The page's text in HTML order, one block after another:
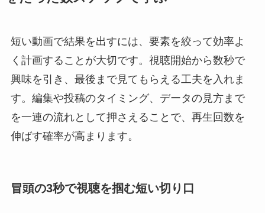
短い動画で結果を出すには、要素を絞って効率よ
く計画することが大切です。視聴開始から数秒で
興味を引き、最後まで見てもらえる工夫を入れま
す。編集や投稿のタイミング、データの見方まで
を一連の流れとして押さえることで、再生回数を
伸ばす確率が高まります。
冒頭の3秒で視聴を掴む短い切り口